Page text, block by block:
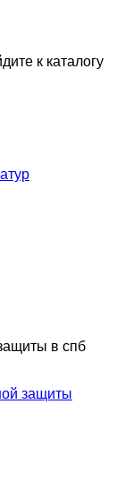
к каталогу
защиты